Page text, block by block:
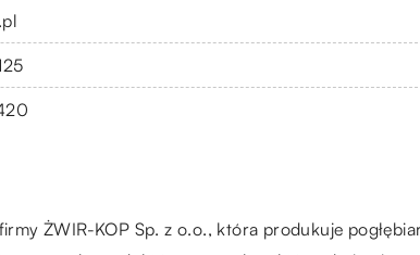
ŻWIR-KOP Sp. z o.o., która produkuje